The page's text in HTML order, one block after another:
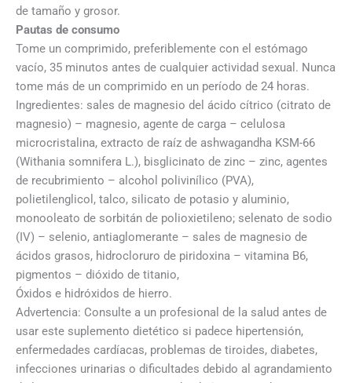
de tamaño y grosor.
Pautas de consumo
Tome un comprimido, preferiblemente con el estómago
vacío, 35 minutos antes de cualquier actividad sexual. Nunca
tome más de un comprimido en un período de 24 horas.
Ingredientes: sales de magnesio del ácido cítrico (citrato de
magnesio) – magnesio, agente de carga – celulosa
microcristalina, extracto de raíz de ashwagandha KSM-66
(Withania somnifera L.), bisglicinato de zinc – zinc, agentes
de recubrimiento – alcohol polivinílico (PVA),
polietilenglicol, talco, silicato de potasio y aluminio,
monooleato de sorbitán de polioxietileno; selenato de sodio
(IV) – selenio, antiaglomerante – sales de magnesio de
ácidos grasos, hidrocloruro de piridoxina – vitamina B6,
pigmentos – dióxido de titanio,
Óxidos e hidróxidos de hierro.
Advertencia: Consulte a un profesional de la salud antes de
usar este suplemento dietético si padece hipertensión,
enfermedades cardíacas, problemas de tiroides, diabetes,
infecciones urinarias o dificultades debido al agrandamiento